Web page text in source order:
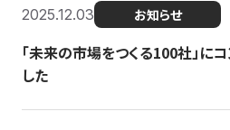
2025.12.03 お知らせ
「未来の市場をつくる100社」に
した